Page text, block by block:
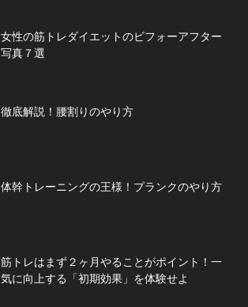
女性の筋トレダイエットのビフォーアフター
写真７選
徹底解説！腰割りのやり方
体幹トレーニングの王様！プランクのやり方
筋トレはまず２ヶ月やることがポイント！一
気に向上する「初期効果」を体験せよ